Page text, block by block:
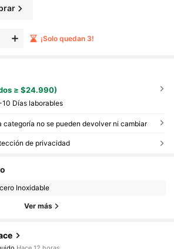
¡Solo quedan 3!
≥ $24.990)
10 Días laborables
categoría no se pueden devolver ni cambiar
de privacidad
Inoxidable
Ver más
Seguidores
Seguidores